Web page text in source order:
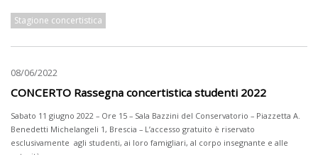
Stagione concertistica
08/06/2022
CONCERTO Rassegna concertistica studenti 2022
Sabato 11 giugno 2022 – Ore 15 – Sala Bazzini del Conservatorio – Piazzetta A.
Benedetti Michelangeli 1, Brescia – L’accesso gratuito è riservato
esclusivamente agli studenti, ai loro famigliari, al corpo insegnante e alle